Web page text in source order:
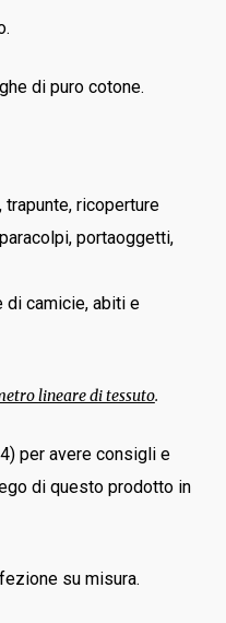
di puro cotone.
ricoperture
portaoggetti,
di camicie, abiti e
lineare di tessuto.
per avere consigli e
di questo prodotto in
su misura.